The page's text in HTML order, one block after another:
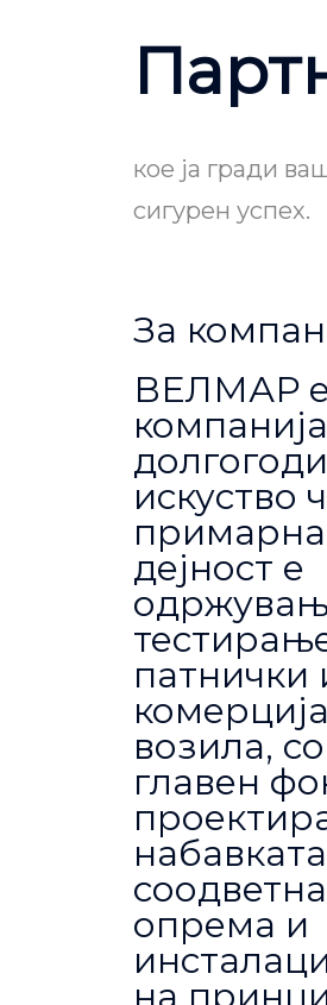
кое ја гради
сигурен успех.
За
ВЕЛМАР
искуство
примарна
дејност е
патнички
возила, со
главен
соодветна
опрема и
на